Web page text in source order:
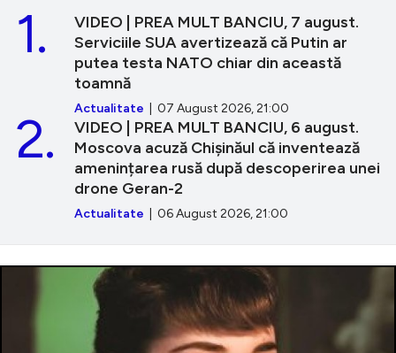
VIDEO | PREA MULT BANCIU, 7 august.
Serviciile SUA avertizează că Putin ar
putea testa NATO chiar din această
toamnă
Actualitate | 07 August 2026, 21:00
1.
VIDEO | PREA MULT BANCIU, 6 august.
Moscova acuză Chișinăul că inventează
amenințarea rusă după descoperirea unei
drone Geran-2
Actualitate | 06 August 2026, 21:00
2.